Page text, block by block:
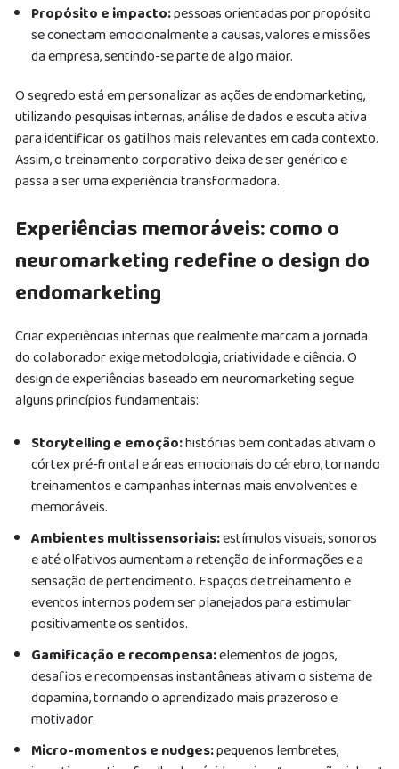
Propósito e impacto:pessoas orientadas por propósito
se conectam emocionalmente a causas, valores e missões
da empresa, sentindo-se parte de algo maior.
O segredo está em personalizar as ações de endomarketing,
utilizando pesquisas internas, análise de dados e escuta ativa
para identificar os gatilhos mais relevantes em cada contexto.
Assim, o treinamento corporativo deixa de ser genérico e
passa a ser uma experiência transformadora.
Experiências memoráveis: como o
neuromarketing redefine o design do
endomarketing
Criar experiências internas que realmente marcam a jornada
do colaborador exige metodologia, criatividade e ciência. O
design de experiências baseado em neuromarketing segue
alguns princípios fundamentais:
Storytelling e emoção:histórias bem contadas ativam o
córtex pré-frontal e áreas emocionais do cérebro, tornando
treinamentos e campanhas internas mais envolventes e
memoráveis.
Ambientes multissensoriais:estímulos visuais, sonoros
e até olfativos aumentam a retenção de informações e a
sensação de pertencimento. Espaços de treinamento e
eventos internos podem ser planejados para estimular
positivamente os sentidos.
Gamificação e recompensa:elementos de jogos,
desafios e recompensas instantâneas ativam o sistema de
dopamina, tornando o aprendizado mais prazeroso e
motivador.
Micro-momentos e nudges:pequenos lembretes,